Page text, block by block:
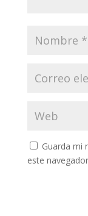
Guarda mi
este